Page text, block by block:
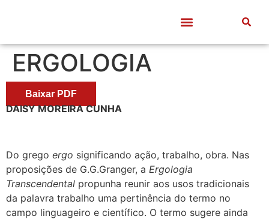
ERGOLOGIA
Baixar PDF
DAISY MOREIRA CUNHA
Do grego ergo significando ação, trabalho, obra. Nas
proposições de G.G.Granger, a Ergologia
Transcendental propunha reunir aos usos tradicionais
da palavra trabalho uma pertinência do termo no
campo linguageiro e científico. O termo sugere ainda